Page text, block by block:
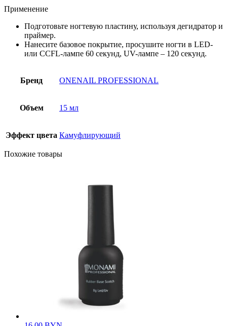
Применение
Подготовьте ногтевую пластину, используя дегидратор и
праймер.
Нанесите базовое покрытие, просушите ногти в LED-
или CCFL-лампе 60 секунд, UV-лампе – 120 секунд.
Бренд ONENAIL PROFESSIONAL
Объем 15 мл
Эффект цвета Камуфлирующий
Похожие товары